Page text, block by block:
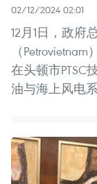
02/12/2024 02:01
12月1日，政府
（
在头顿市PTSC
油与海上风电系